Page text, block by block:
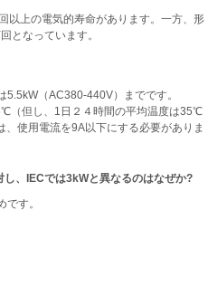
以上の電気的寿命があります。一方、形
となっています。
（AC380-440V）までです。
（但し、1日２４時間の平均温度は35℃
使用電流を9A以下にする必要がありま
、IECでは3kWと異なるのはなぜか?
す。